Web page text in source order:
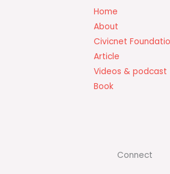
Home
About
Civicnet
Article
Videos & podcast
Book
Connect